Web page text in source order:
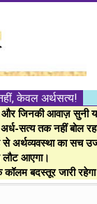
केवल अर्थसत्य!
जिनकी आवाज़ सुनी
सत्य तक नहीं बोल
अर्थव्यवस्था का सच
आएगा।
कॉलम बदस्तूर जारी